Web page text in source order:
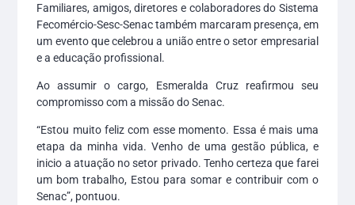
Familiares, amigos, diretores e colaboradores do Sistema
Fecomércio-Sesc-Senac também marcaram presença, em
um evento que celebrou a união entre o setor empresarial
e a educação profissional.
Ao assumir o cargo, Esmeralda Cruz reafirmou seu
compromisso com a missão do Senac.
“Estou muito feliz com esse momento. Essa é mais uma
etapa da minha vida. Venho de uma gestão pública, e
inicio a atuação no setor privado. Tenho certeza que farei
um bom trabalho, Estou para somar e contribuir com o
Senac”, pontuou.